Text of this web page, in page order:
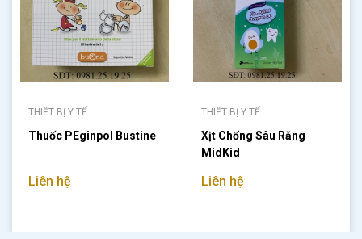
THIẾT BỊ Y TẾ
Thuốc PEginpol Bustine
Liên hệ
THIẾT BỊ Y TẾ
Xịt Chống Sâu Răng
MidKid
Liên hệ